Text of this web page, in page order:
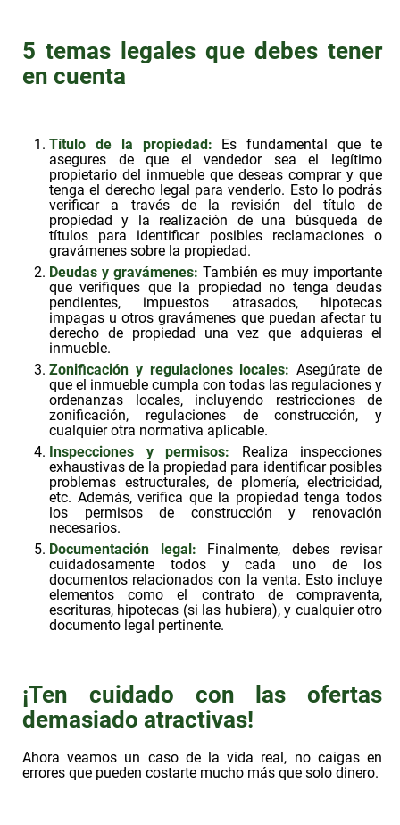
5 temas legales que debes tener
en cuenta
Título de la propiedad:
Es fundamental que te
asegures de que el vendedor sea el legítimo
propietario del inmueble que deseas comprar y que
tenga el derecho legal para venderlo. Esto lo podrás
verificar a través de la revisión del título de
propiedad y la realización de una búsqueda de
títulos para identificar posibles reclamaciones o
gravámenes sobre la propiedad.
Deudas y gravámenes: También es muy importante
que verifiques que la propiedad no tenga deudas
pendientes, impuestos atrasados, hipotecas
impagas u otros gravámenes que puedan afectar tu
derecho de propiedad una vez que adquieras el
inmueble.
Zonificación y regulaciones locales: Asegúrate de
que el inmueble cumpla con todas las regulaciones y
ordenanzas locales, incluyendo restricciones de
zonificación, regulaciones de construcción, y
cualquier otra normativa aplicable.
Inspecciones y permisos: Realiza inspecciones
exhaustivas de la propiedad para identificar posibles
problemas estructurales, de plomería, electricidad,
etc. Además, verifica que la propiedad tenga todos
los permisos de construcción y renovación
necesarios.
Documentación legal: Finalmente, debes revisar
cuidadosamente todos y cada uno de los
documentos relacionados con la venta. Esto incluye
elementos como el contrato de compraventa,
escrituras, hipotecas (si las hubiera), y cualquier otro
documento legal pertinente.
¡Ten cuidado con las ofertas
demasiado atractivas!
Ahora veamos un caso de la vida real, no caigas en
errores que pueden costarte mucho más que solo dinero.